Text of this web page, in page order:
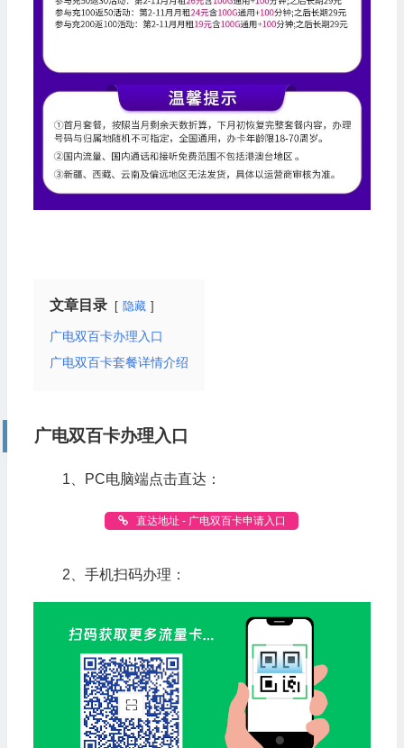
文章目录 隐藏
广电双百卡办理入口
广电双百卡套餐详情介绍
广电双百卡办理入口
1、PC电脑端点击直达：
直达地址 - 广电双百卡申请入口
2、手机扫码办理：